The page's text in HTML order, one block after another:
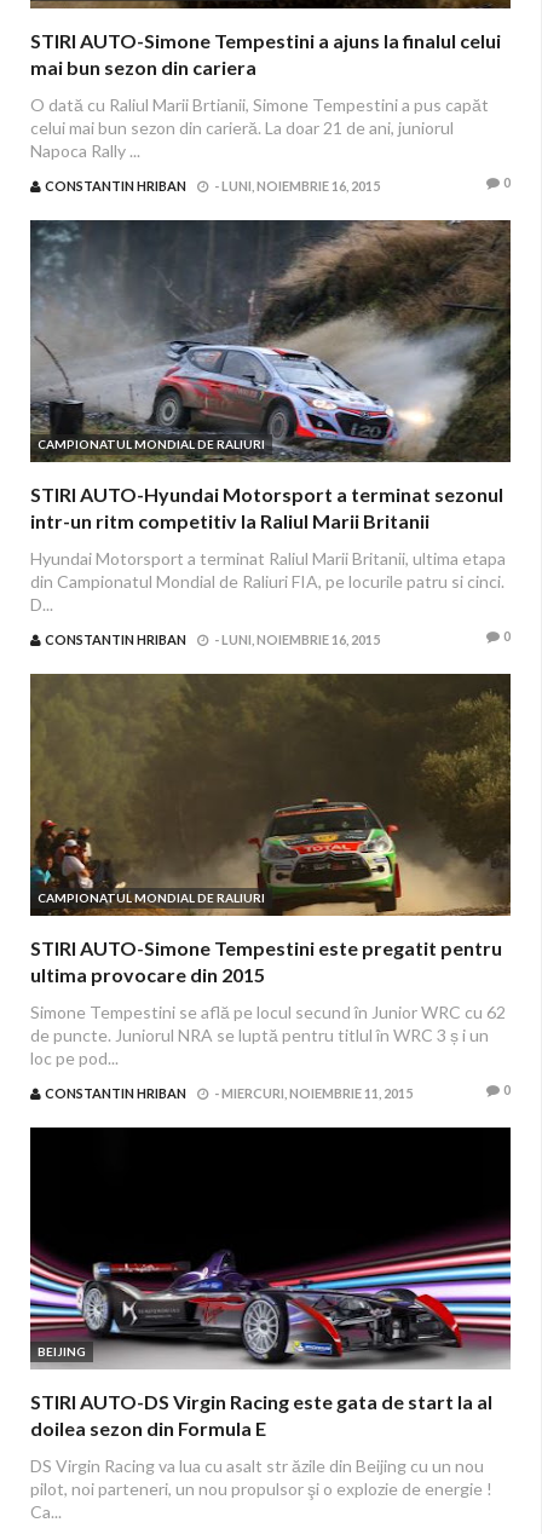
STIRI AUTO-Simone Tempestini a ajuns la finalul celui
mai bun sezon din cariera
O dată cu Raliul Marii Brtianii, Simone Tempestini a pus capăt
celui mai bun sezon din carieră. La doar 21 de ani, juniorul
Napoca Rally ...
CONSTANTIN HRIBAN -LUNI, NOIEMBRIE 16, 2015 0
CAMPIONATUL MONDIAL DE RALIURI
STIRI AUTO-Hyundai Motorsport a terminat sezonul
intr-un ritm competitiv la Raliul Marii Britanii
Hyundai Motorsport a terminat Raliul Marii Britanii, ultima etapa
din Campionatul Mondial de Raliuri FIA, pe locurile patru si cinci.
D...
CONSTANTIN HRIBAN -LUNI, NOIEMBRIE 16, 2015 0
CAMPIONATUL MONDIAL DE RALIURI
STIRI AUTO-Simone Tempestini este pregatit pentru
ultima provocare din 2015
Simone Tempestini se află pe locul secund în Junior WRC cu 62
de puncte. Juniorul NRA se luptă pentru titlul în WRC 3 ș i un
loc pe pod...
CONSTANTIN HRIBAN -MIERCURI, NOIEMBRIE 11, 2015 0
BEIJING
STIRI AUTO-DS Virgin Racing este gata de start la al
doilea sezon din Formula E
DS Virgin Racing va lua cu asalt str ăzile din Beijing cu un nou
pilot, noi parteneri, un nou propulsor şi o explozie de energie !
Ca...